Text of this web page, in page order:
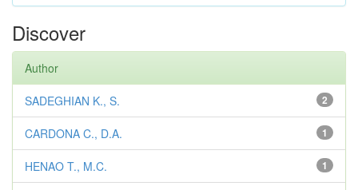
Discover
Author
2
SADEGHIAN K., S.
1
CARDONA C., D.A.
1
HENAO T., M.C.